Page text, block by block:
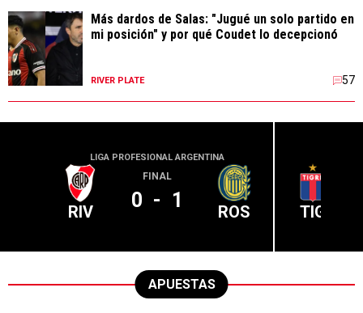
Más dardos de Salas: "Jugué un solo partido en
mi posición" y por qué Coudet lo decepcionó
RIVER PLATE 57
LIGA PROFESIONAL ARGENTINA
RIV
FINAL
0 - 1 ROS TIG
APUESTAS